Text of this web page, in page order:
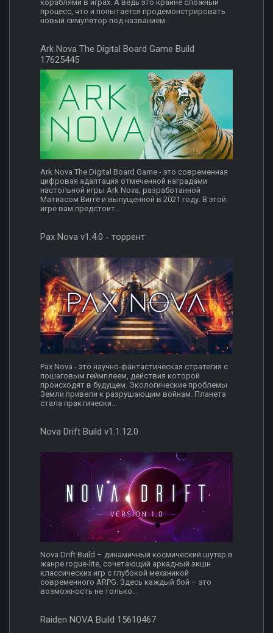
кораблями в играх. А ведь это крайне сложный
процесс, что и попытается продемонстрировать
новый симулятор под названием...
Ark Nova The Digital Board Game Build
17625445
Ark Nova The Digital Board Game - это современная
цифровая адаптация отмеченной наградами
настольной игры Ark Nova, разработанной
Матиасом Вигге и выпущенной в 2021 году. В этой
игре вам предстоит...
Pax Nova v1.4.0 - торрент
Pax Nova - это научно-фантастическая стратегия с
пошаговым геймплеем, действия которой
происходят в будущем. Экологические проблемы
Земли привели к разрушающим войнам. Планета
стала практически...
Nova Drift Build v1.1.12.0
Nova Drift Build – динамичный космический шутер в
жанре rogue-lite, сочетающий аркадный экшн
классических игр с глубокой механикой
современного ARPG. Здесь каждый бой – это
возможность не только...
Raiden NOVA Build 15610467